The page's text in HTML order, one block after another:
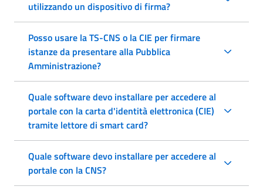
utilizzando un dispositivo di firma?
Posso usare la TS-CNS o la CIE per firmare
istanze da presentare alla Pubblica
Amministrazione?
Quale software devo installare per accedere al
portale con la carta d'identità elettronica (CIE)
tramite lettore di smart card?
Quale software devo installare per accedere al
portale con la CNS?